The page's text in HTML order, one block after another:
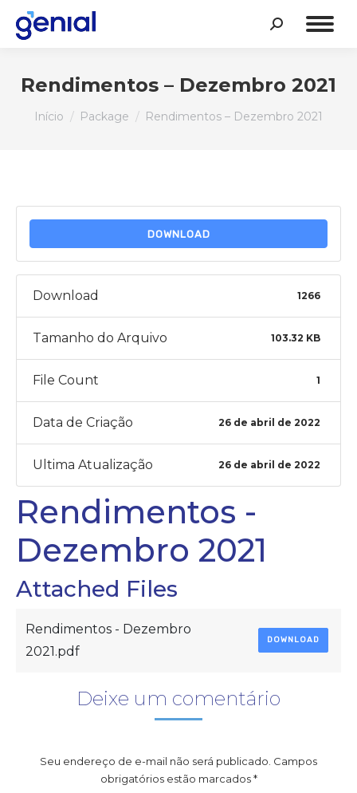
Search:
Rendimentos – Dezembro 2021
Você está aqui:
Início Package Rendimentos – Dezembro 2021
DOWNLOAD
Download 1266
Tamanho do Arquivo 103.32 KB
File Count 1
Data de Criação 26 de abril de 2022
Ultima Atualização 26 de abril de 2022
Rendimentos -
Dezembro 2021
Attached Files
Rendimentos - Dezembro
2021.pdf
DOWNLOAD
Deixe um comentário
Seu endereço de e-mail não será publicado. Campos
obrigatórios estão marcados*